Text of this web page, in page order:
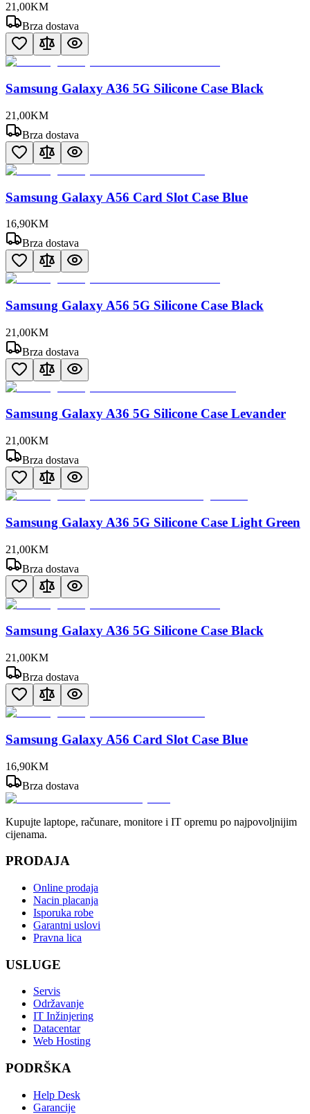
21,00KM
Brza dostava
Samsung Galaxy A36 5G Silicone Case Black
21 ,00KM
Brza dostava
Samsung Galaxy A56 Card Slot Case Blue
16,90KM
Brza dostava
Samsung Galaxy A56 5G Silicone Case Black
21 ,00KM
Brza dostava
Samsung Galaxy A36 5G Silicone Case Levander
21 ,00KM
Brza dostava
Samsung Galaxy A36 5G Silicone Case Light Green
21 ,00KM
Brza dostava
Samsung Galaxy A36 5G Silicone Case Black
21 ,00KM
Brza dostava
Samsung Galaxy A56 Card Slot Case Blue
16,90KM
Brza dostava
Kupujte laptope, računare, monitore i IT opremu po najpovoljnijim
cijenama.
PRODAJA
Online prodaja
Nacin placanja
Isporuka robe
Garantni uslovi
Pravna lica
USLUGE
Servis
Održavanje
IT Inžinjering
Datacentar
Web Hosting
PODRŠKA
Help Desk
Garancije